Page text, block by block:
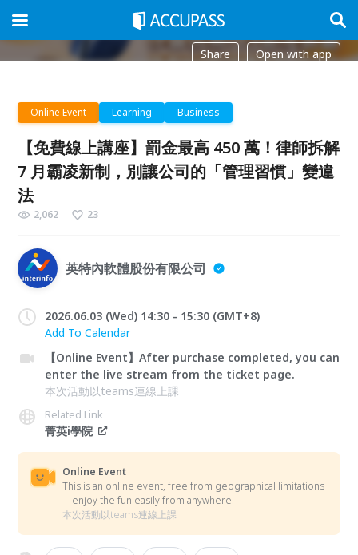
Share Open with app
Online Event Learning Business
【免費線上講座】罰金最高 450 萬！律師拆解
7 月霸凌新制，別讓公司的「管理習慣」變違
法
2,062 23
英特內軟體股份有限公司
2026.06.03 (Wed) 14:30 - 15:30 (GMT+8)
Add To Calendar
【Online Event】After purchase completed, you can
enter the live stream from the ticket page.
本次活動以teams連線上課
Related Link
菁英i學院
Online Event
This is an online event, free from geographical limitations
—enjoy the fun easily from anywhere!
本次活動以teams連線上課